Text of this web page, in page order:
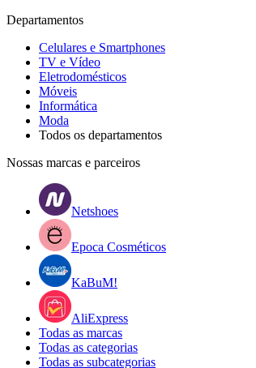
Departamentos
Celulares e Smartphones
TV e Vídeo
Eletrodomésticos
Móveis
Informática
Moda
Todos os departamentos
Nossas marcas e parceiros
Netshoes
Epoca Cosméticos
KaBuM!
AliExpress
Todas as marcas
Todas as categorias
Todas as subcategorias